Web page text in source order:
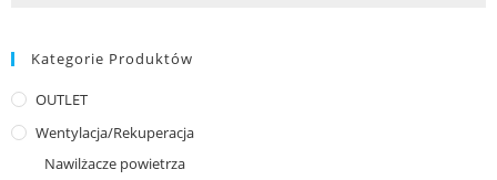
Kategorie Produktów
OUTLET
Wentylacja/Rekuperacja
Nawilżacze powietrza